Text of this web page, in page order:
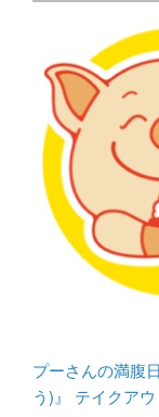
プ
化し
プーさんの満腹
う)』 テイクア